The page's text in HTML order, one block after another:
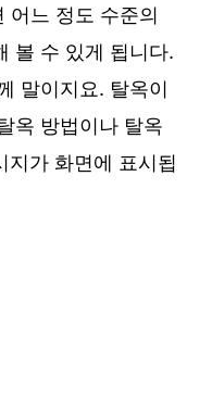
어느 정도 수준의
볼 수 있게 됩니다.
말이지요. 탈옥이
옥 방법이나 탈옥
지가 화면에 표시됩